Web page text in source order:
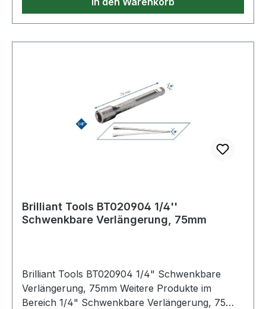
Brilliant Tools BT020904 1/4''
Schwenkbare Verlängerung, 75mm
Brilliant Tools BT020904 1/4" Schwenkbare
Verlängerung, 75mm Weitere Produkte im
Bereich 1/4" Schwenkbare Verlängerung, 75